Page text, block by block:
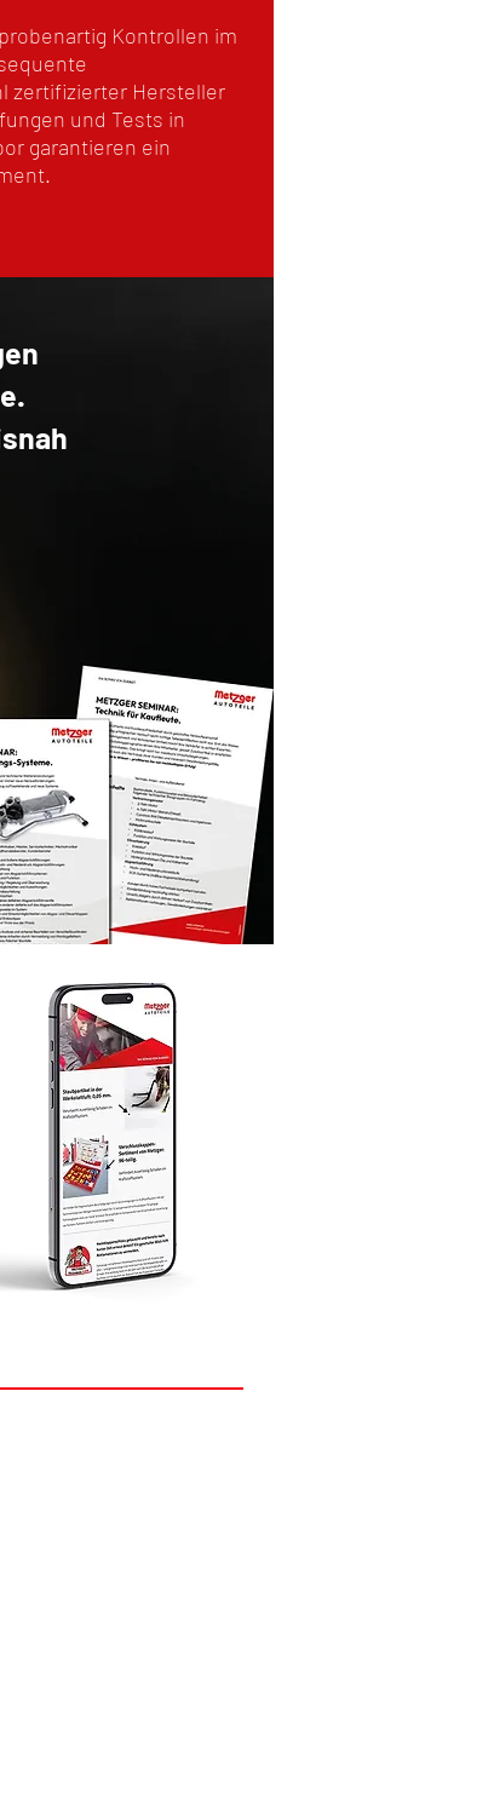
Kontrollen im
zertifizierter Hersteller
und Tests in
garantieren ein